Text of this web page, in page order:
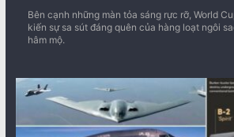
Bên cạnh những màn tỏa sáng rực rỡ, World
kiến sự sa sút đáng quên của hàng loạt ngôi
hâm mộ.